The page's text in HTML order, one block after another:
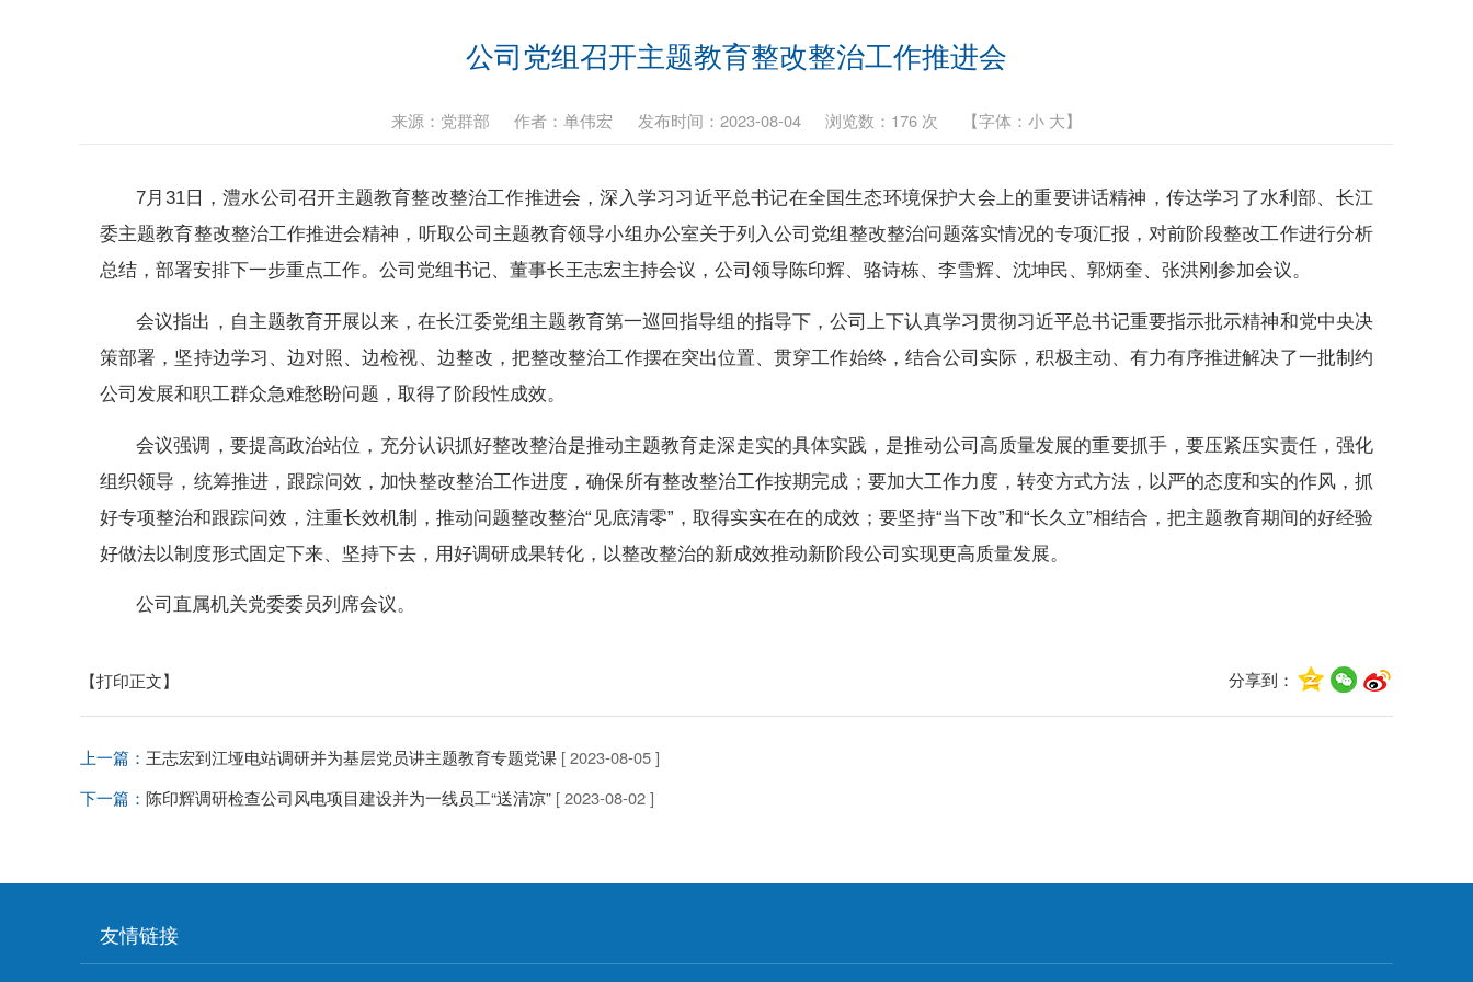
公司党组召开主题教育整改整治工作推进会
来源： 党群部 作者：单伟宏 发布时间：2023-08-04 浏览数： 176次 【字体：小 大】
7月31日，澧水公司召开主题教育整改整治工作推进会，深入学习习近平总书记在全国生态环境保护大会上的重要讲话精神，传达学习了水利部、长江
委主题教育整改整治工作推进会精神，听取公司主题教育领导小组办公室关于列入公司党组整改整治问题落实情况的专项汇报，对前阶段整改工作进行分析
总结，部署安排下一步重点工作。公司党组书记、董事长王志宏主持会议，公司领导陈印辉、骆诗栋、李雪辉、沈坤民、郭炳奎、张洪刚参加会议。
会议指出，自主题教育开展以来，在长江委党组主题教育第一巡回指导组的指导下，公司上下认真学习贯彻习近平总书记重要指示批示精神和党中央决
策部署，坚持边学习、边对照、边检视、边整改，把整改整治工作摆在突出位置、贯穿工作始终，结合公司实际，积极主动、有力有序推进解决了一批制约
公司发展和职工群众急难愁盼问题，取得了阶段性成效。
会议强调，要提高政治站位，充分认识抓好整改整治是推动主题教育走深走实的具体实践，是推动公司高质量发展的重要抓手，要压紧压实责任，强化
组织领导，统筹推进，跟踪问效，加快整改整治工作进度，确保所有整改整治工作按期完成；要加大工作力度，转变方式方法，以严的态度和实的作风，抓
好专项整治和跟踪问效，注重长效机制，推动问题整改整治“见底清零”，取得实实在在的成效；要坚持“当下改”和“长久立”相结合，把主题教育期间的好经验
好做法以制度形式固定下来、坚持下去，用好调研成果转化，以整改整治的新成效推动新阶段公司实现更高质量发展。
公司直属机关党委委员列席会议。
【打印正文】 分享到：
上一篇： 王志宏到江垭电站调研并为基层党员讲主题教育专题党课 [ 2023-08-05 ]
下一篇： 陈印辉调研检查公司风电项目建设并为一线员工“送清凉” [ 2023-08-02 ]
友情链接